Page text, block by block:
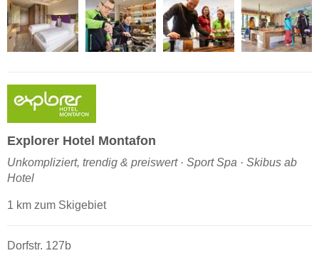
Explorer Hotel Montafon
Unkompliziert, trendig & preiswert · Sport Spa · Skibus ab
Hotel
1 km zum Skigebiet
Dorfstr. 127b